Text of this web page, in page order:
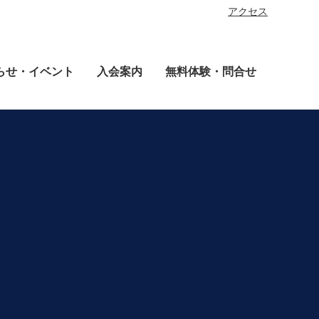
アクセス
せ・イベント 入会案内 無料体験・問合せ